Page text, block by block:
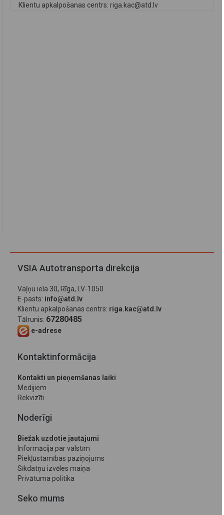
Klientu apkalpošanas centrs: riga.kac@atd.lv
VSIA Autotransporta direkcija
Vaļņu iela 30, Rīga, LV-1050
E-pasts: info@atd.lv
Klientu apkalpošanas centrs: riga.kac@atd.lv
Tālrunis: 67280485
e-adrese
Kontaktinformācija
Kontakti un pieņemšanas laiki
Medijiem
Rekvizīti
Noderīgi
Biežāk uzdotie jautājumi
Informācija par valstīm
Piekļūstamības paziņojums
Sīkdatņu izvēles maiņa
Privātuma politika
Seko mums